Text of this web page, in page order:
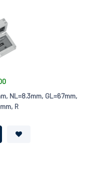
NL=8.3mm, GL=67mm,
R